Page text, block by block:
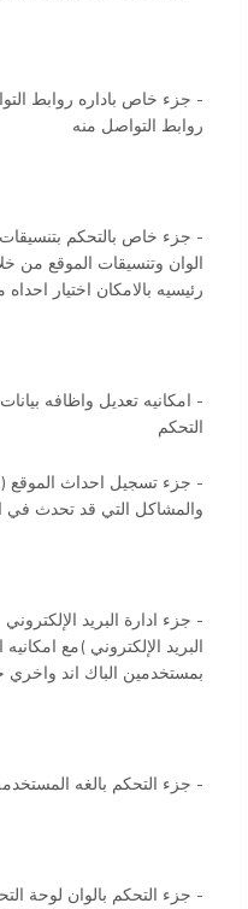
- جزء خاص باداره روابط
روابط التواصل منه
- جزء خاص بالتحكم
الوان وتنسيقات الموقع من
رئيسيه بالامكان اختيار
- امكانيه تعديل واظافه
التحكم
- جزء تسجيل احداث الموقع
والمشاكل التي قد تحدث في
- جزء ادارة البريد
البريد الإلكتروني )مع
بمستخدمين الباك اند
- جزء التحكم بالغه
- جزء التحكم بالوان لوحة